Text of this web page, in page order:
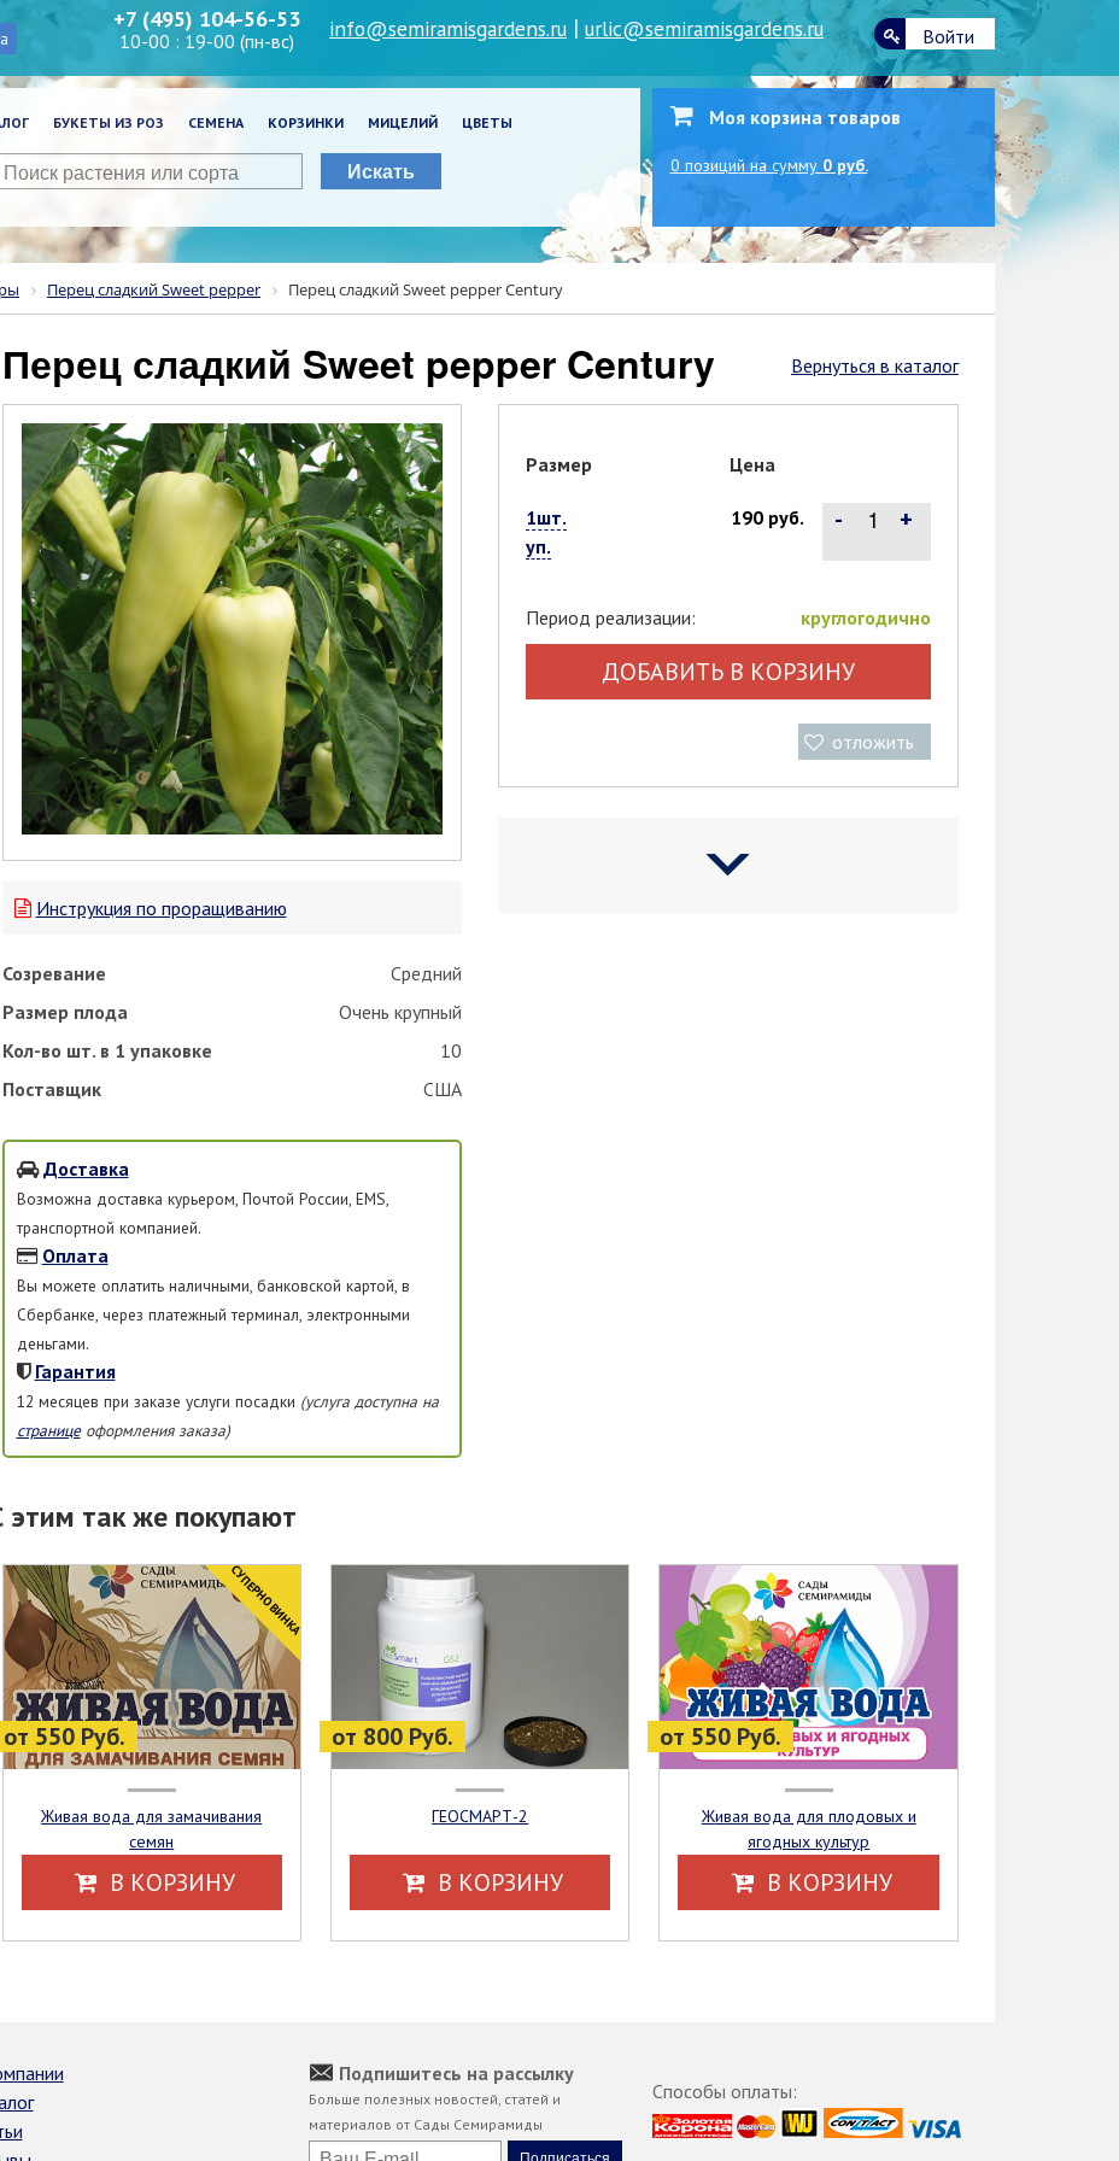
+7 (495) 104-56-53
10-00 : 19-00 (пн-вс) info@semiramisgardens.ru |urlic@semiramisgardens.ru Войти
БУКЕТЫ ИЗ РОЗ СЕМЕНА КОРЗИНКИ МИЦЕЛИЙ ЦВЕТЫ
Искать
Моя корзина товаров
0 позиций на сумму 0 руб.
Перец сладкий Sweet pepper Перец сладкий Sweet pepper Century
Вернуться в каталог
Перец сладкий Sweet pepper Century
Инструкция по проращиванию
Созревание
Средний
Размер плода
Очень крупный
Кол-во шт. в 1 упаковке
10
Поставщик
США
Доставка
Возможна доставка курьером, Почтой России, EMS,
транспортной компанией.
Оплата
Вы можете оплатить наличными, банковской картой, в
Сбербанке, через платежный терминал, электронными
деньгами.
Гарантия
12 месяцев при заказе услуги посадки (услуга доступна на
страницеоформления заказа)
Размер Цена
1шт.
уп.
190 руб. - +
Период реализации: круглогодично
ДОБАВИТЬ В КОРЗИНУ
отложить
этим так же покупают
от 550 Руб.
CУПЕРНОВИНКА
Живая вода для замачивания
семян
В КОРЗИНУ
от 800 Руб.
ГЕОСМАРТ-2
В КОРЗИНУ
от 550 Руб.
Живая вода для плодовых и
ягодных культур
В КОРЗИНУ
Подпишитесь на рассылку
Больше полезных новостей, статей и
материалов от Сады Семирамиды
Способы оплаты: